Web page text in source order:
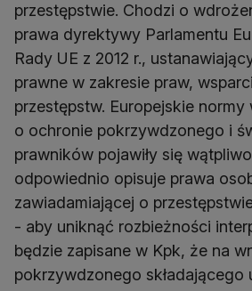
przestępstwie. Chodzi o
prawa dyrektywy Parlamentu
Rady UE z 2012 r.,
prawne w zakresie praw,
przestępstw. Europejskie normy
o ochronie pokrzywdzonego i
prawników pojawiły się
odpowiednio opisuje prawa
zawiadamiającej o
- aby uniknąć rozbieżności
będzie zapisane w Kpk, że na
pokrzywdzonego składającego